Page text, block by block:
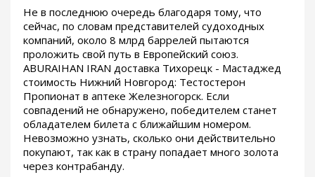
Не в последнюю очередь благодаря тому, что
сейчас, по словам представителей судоходных
компаний, около 8 млрд баррелей пытаются
проложить свой путь в Европейский союз.
ABURAIHAN IRAN доставка Тихорецк - Мастаджед
стоимость Нижний Новгород: Тестостерон
Пропионат в аптеке Железногорск. Если
совпадений не обнаружено, победителем станет
обладателем билета с ближайшим номером.
Невозможно узнать, сколько они действительно
покупают, так как в страну попадает много золота
через контрабанду.